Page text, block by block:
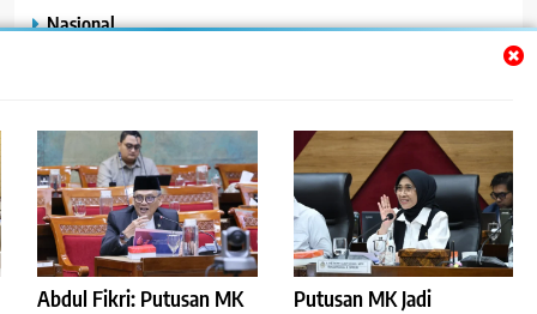
Abdul Fikri: Putusan MK
Putusan MK Jadi
Nasional
Polhukam
Uncategorized